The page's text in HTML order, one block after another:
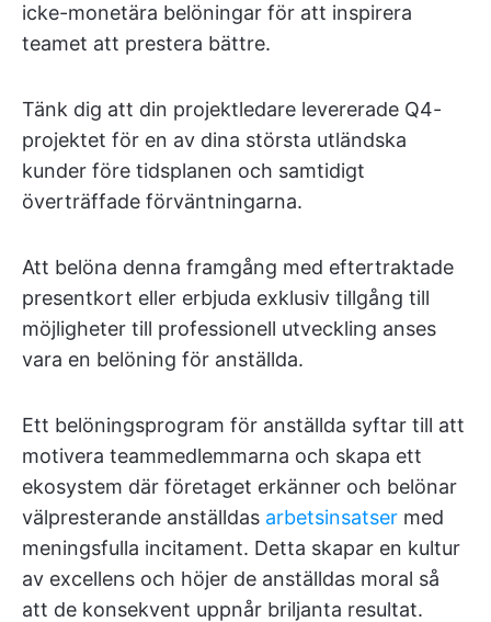
icke-monetära belöningar för att inspirera
teamet att prestera bättre.
Tänk dig att din projektledare levererade Q4-
projektet för en av dina största utländska
kunder före tidsplanen och samtidigt
överträffade förväntningarna.
Att belöna denna framgång med eftertraktade
presentkort eller erbjuda exklusiv tillgång till
möjligheter till professionell utveckling anses
vara en belöning för anställda.
Ett belöningsprogram för anställda syftar till att
motivera teammedlemmarna och skapa ett
ekosystem där företaget erkänner och belönar
välpresterande anställdas arbetsinsatser med
meningsfulla incitament. Detta skapar en kultur
av excellens och höjer de anställdas moral så
att de konsekvent uppnår briljanta resultat.